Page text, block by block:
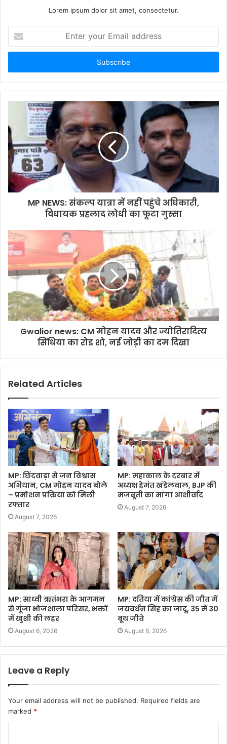
Lorem ipsum dolor sit amet, consectetur.
your
Email
MP NEWS: संकल्प यात्रा में नहीं पहुंचे अधिकारी,
विधायक प्रहलाद लोधी का फूटा गुस्सा
Gwalior news: CM मोहन यादव और ज्योतिरादित्य
सिंधिया का रोड शो, नई जोड़ी का दम दिखा
Related Articles
MP: छिंदवाड़ा से जन विश्वास
अभियान, CM मोहन यादव बोले
– प्रमोशन प्रक्रिया को मिली
रफ्तार
August 7, 2026
MP: महाकाल के दरबार में
अध्यक्ष हेमंत खंडेलवाल, BJP की
मजबूती का मांगा आशीर्वाद
August 7, 2026
MP: साध्वी ऋतंभरा के आगमन
से गूंजा भोजशाला परिसर, भक्तों
में खुशी की लहर
August 6, 2026
MP: दतिया में कांग्रेस की जीत में
जयवर्धन सिंह का जादू, 35 में 30
बूथ जीते
August 6, 2026
Leave a Reply
Your email address will not be published. Required fields are
marked *